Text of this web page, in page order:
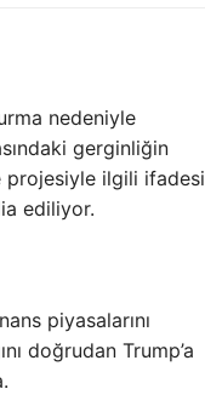
nedeniyle
gerginliğin
projesiyle ilgili ifadesi
ediliyor.
piyasalarını
doğrudan Trump’a